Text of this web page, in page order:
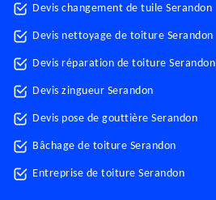
Devis changement de tuile Serandon
Devis nettoyage de toiture Serandon
Devis réparation de toiture Serandon
Devis zingueur Serandon
Devis pose de gouttière Serandon
Bâchage de toiture Serandon
Entreprise de toiture Serandon